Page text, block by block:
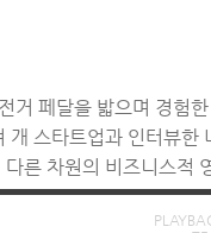
거 페달을 밟으며 경험한
개 스타트업과 인터뷰한
른 차원의 비즈니스적